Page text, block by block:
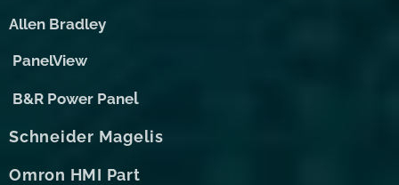
Allen Bradley
PanelView
B&R Power Panel
Schneider Magelis
Omron HMI Part